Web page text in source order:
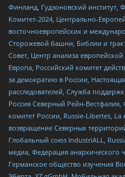
Финланд, Гудзоновский институт,
Комитет-2024, Центрально-
восточноевропейских и
Сторожевой башни, Библии и
Совет, Центр анализа
Европа, Российский комитет
за демократию в России,
расследователей, Служба
Россия Северный Рейн-
комитет России, Russie-Libertes,
возвращение Северных
Глобальный союз IndustriALL,
медиа, Федерация анархического
Германское общество изучения